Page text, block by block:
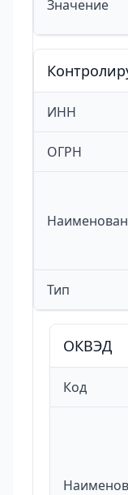
Значение
ИНН
ОГРН
Тип
ОКВЭД
Код